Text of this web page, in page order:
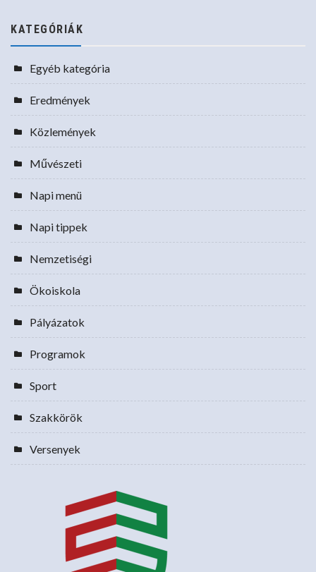
KATEGÓRIÁK
Egyéb kategória
Eredmények
Közlemények
Művészeti
Napi menü
Napi tippek
Nemzetiségi
Ökoiskola
Pályázatok
Programok
Sport
Szakkörök
Versenyek